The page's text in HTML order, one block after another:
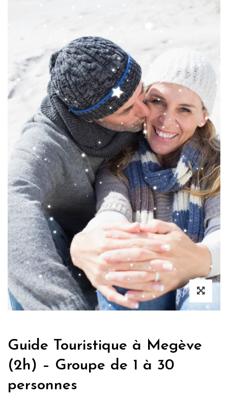
Guide Touristique à Megève
(2h) – Groupe de 1 à 30
personnes